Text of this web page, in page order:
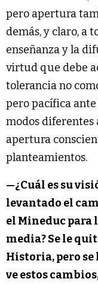
pero apertura
demás, y claro, a
enseñanza y la
virtud que debe
tolerancia no
pero pacífica
modos diferentes
apertura
planteamientos.
—¿Cuál es su
levantado el
el Mineduc para
media? Se le
Historia, pero se
ve estos